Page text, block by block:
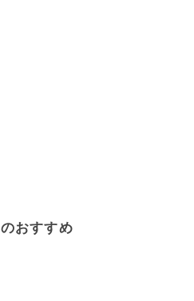
おすすめ